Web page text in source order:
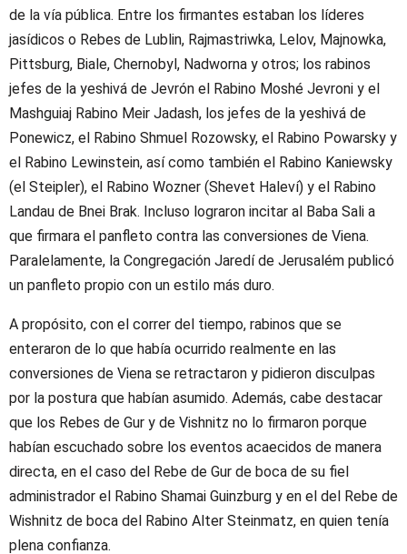
de la vía pública. Entre los firmantes estaban los líderes
jasídicos o Rebes de Lublin, Rajmastriwka, Lelov, Majnowka,
Pittsburg, Biale, Chernobyl, Nadworna y otros; los rabinos
jefes de la yeshivá de Jevrón el Rabino Moshé Jevroni y el
Mashguiaj Rabino Meir Jadash, los jefes de la yeshivá de
Ponewicz, el Rabino Shmuel Rozowsky, el Rabino Powarsky y
el Rabino Lewinstein, así como también el Rabino Kaniewsky
(el Steipler), el Rabino Wozner (Shevet Haleví) y el Rabino
Landau de Bnei Brak. Incluso lograron incitar al Baba Sali a
que firmara el panfleto contra las conversiones de Viena.
Paralelamente, la Congregación Jaredí de Jerusalém publicó
un panfleto propio con un estilo más duro.
A propósito, con el correr del tiempo, rabinos que se
enteraron de lo que había ocurrido realmente en las
conversiones de Viena se retractaron y pidieron disculpas
por la postura que habían asumido. Además, cabe destacar
que los Rebes de Gur y de Vishnitz no lo firmaron porque
habían escuchado sobre los eventos acaecidos de manera
directa, en el caso del Rebe de Gur de boca de su fiel
administrador el Rabino Shamai Guinzburg y en el del Rebe de
Wishnitz de boca del Rabino Alter Steinmatz, en quien tenía
plena confianza.